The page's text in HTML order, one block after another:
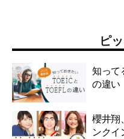
ピ
知って
の違い
櫻井翔
ンクイ